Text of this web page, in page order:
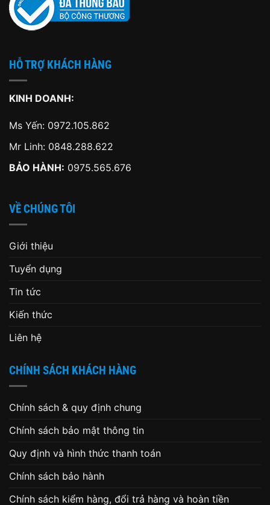
HỖ TRỢ KHÁCH HÀNG
KINH DOANH:
Ms Yến: 0972.105.862
Mr Linh: 0848.288.622
BẢO HÀNH: 0975.565.676
VỀ CHÚNG TÔI
Giới thiệu
Tuyển dụng
Tin tức
Kiến thức
Liên hệ
CHÍNH SÁCH KHÁCH HÀNG
Chính sách & quy định chung
Chính sách bảo mật thông tin
Quy định và hình thức thanh toán
Chính sách bảo hành
Chính sách kiểm hàng, đổi trả hàng và hoàn tiền